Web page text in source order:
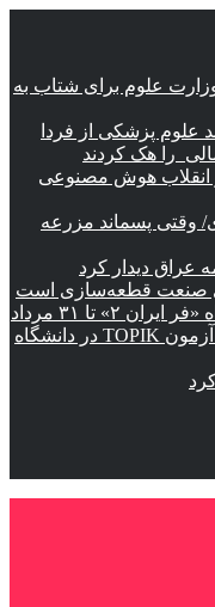
علوم برای شتاب به
علوم پزشکی از فردا
را هک کردند
انقلاب هوش مصنوعی
وقتی پسماند مزرعه‌
عراق دیدار کرد
صنعت قطعه‌سازی است
تا ۳۱ مرداد
راه‌اندازی رشته کره‌ای و برگزاری آزمون TOPIK در دانشگاه